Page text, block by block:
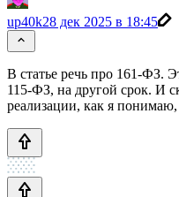
up40k28 дек 2025 в 18:45
В статье речь про 161-ФЗ.
115-ФЗ, на другой срок. И
реализации, как я